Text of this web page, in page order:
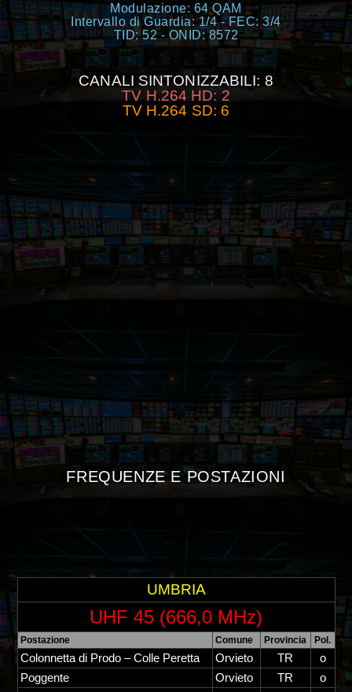
Modulazione: 64 QAM
Intervallo di Guardia: 1/4 - FEC: 3/4
TID: 52 - ONID: 8572
CANALI SINTONIZZABILI: 8
TV H.264 HD: 2
TV H.264 SD: 6
FREQUENZE E POSTAZIONI
UMBRIA
UHF 45 (666,0 MHz)
Postazione Comune Provincia Pol.
Colonnetta di Prodo – Colle Peretta Orvieto TR
o
Poggente
Orvieto TR
o